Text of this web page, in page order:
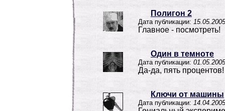
Полигон 2
Дата публикации: 15.05.2005
Главное - посмотреть!
Один в темноте
Дата публикации: 01.05.2005
Да-да, пять процентов!
Ключи от машины
Дата публикации: 14.04.2005